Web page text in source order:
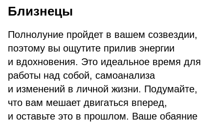
Близнецы
Полнолуние пройдет в вашем созвездии,
поэтому вы ощутите прилив энергии
и вдохновения. Это идеальное время для
работы над собой, самоанализа
и изменений в личной жизни. Подумайте,
что вам мешает двигаться вперед,
и оставьте это в прошлом. Ваше обаяние